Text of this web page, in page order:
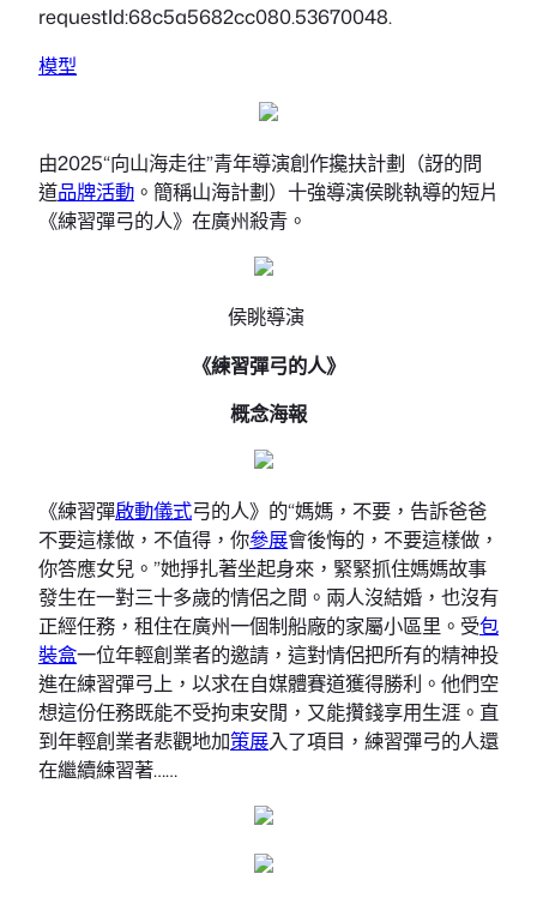
requestId:68c5a5682cc080.53670048.
模型
由2025“向山海走往”青年導演創作攙扶計劃（訝的問
道品牌活動 。簡稱山海計劃）十強導演侯眺執導的短片
《練習彈弓的人》在廣州殺青。
侯眺導演
《練習彈弓的人》
概念海報
《練習彈啟動儀式弓的人》的“媽媽，不要，告訴爸爸
不要這樣做，不值得，你參展會後悔的，不要這樣做，
你答應女兒。”她掙扎著坐起身來，緊緊抓住媽媽故事
發生在一對三十多歲的情侶之間。兩人沒結婚，也沒有
正經任務，租住在廣州一個制船廠的家屬小區里。受包
裝盒一位年輕創業者的邀請，這對情侶把所有的精神投
進在練習彈弓上，以求在自媒體賽道獲得勝利。他們空
想這份任務既能不受拘束安閒，又能攢錢享用生涯。直
到年輕創業者悲觀地加策展入了項目，練習彈弓的人還
在繼續練習著……